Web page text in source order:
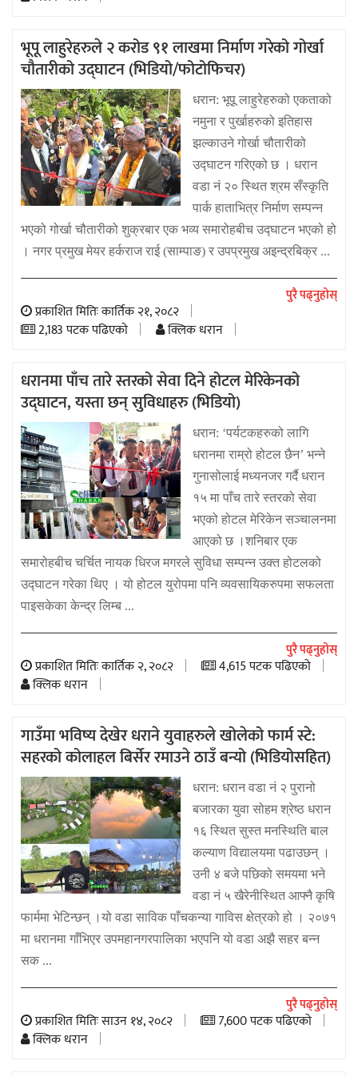
भूपू लाहुरेहरुले २ करोड ९१ लाखमा निर्माण गरेको गोर्खा
चौतारीको उद्घाटन (भिडियो/फोटोफिचर)
धरान: भूपू लाहुरेहरुको एकताको
नमुना र पुर्खाहरुको इतिहास
झल्काउने गोर्खा चौतारीको
उद्घाटन गरिएको छ । धरान
वडा नं २० स्थित श्रम सँस्कृति
पार्क हाताभित्र निर्माण सम्पन्न
भएको गोर्खा चौतारीको शुक्रबार एक भव्य समारोहबीच उद्घाटन भएको हो
। नगर प्रमुख मेयर हर्कराज राई (साम्पाङ) र उपप्रमुख अइन्द्रबिक्र ...
पुरै पढ्नुहोस्
प्रकाशित मितिः कार्तिक २१, २०८२
2,183 पटक पढिएको
क्लिक धरान
धरानमा पाँच तारे स्तरको सेवा दिने होटल मेरिकेनको
उद्घाटन, यस्ता छन् सुविधाहरु (भिडियो)
धरान: ‘पर्यटकहरुको लागि
धरानमा राम्रो होटल छैन’ भन्ने
गुनासोलाई मध्यनजर गर्दै धरान
१५ मा पाँच तारे स्तरको सेवा
भएको होटल मेरिकेन सञ्चालनमा
आएको छ ।शनिबार एक
समारोहबीच चर्चित नायक धिरज मगरले सुविधा सम्पन्न उक्त होटलको
उद्घाटन गरेका थिए । यो होटल युरोपमा पनि व्यवसायिकरुपमा सफलता
पाइसकेका केन्द्र लिम्ब ...
पुरै पढ्नुहोस्
प्रकाशित मितिः कार्तिक २, २०८२
4,615 पटक पढिएको
क्लिक धरान
गाउँमा भविष्य देखेर धराने युवाहरुले खोलेको फार्म स्टे:
सहरको कोलाहल बिर्सेर रमाउने ठाउँ बन्यो (भिडियोसहित)
धरान: धरान वडा नं २ पुरानो
बजारका युवा सोहम श्रेष्ठ धरान
१६ स्थित सुस्त मनस्थिति बाल
कल्याण विद्यालयमा पढाउछन् ।
उनी ४ बजे पछिको समयमा भने
वडा नं ५ खैरेनीस्थित आफ्नै कृषि
फार्ममा भेटिन्छन् ।यो वडा साविक पाँचकन्या गाविस क्षेत्रको हो । २०७१
मा धरानमा गाँभिएर उपमहानगरपालिका भएपनि यो वडा अझै सहर बन्न
सक ...
पुरै पढ्नुहोस्
प्रकाशित मितिः साउन १४, २०८२
7,600 पटक पढिएको
क्लिक धरान